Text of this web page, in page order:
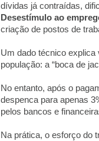
dívidas já contraídas,
Desestímulo ao
criação de postos de
Um dado técnico explica
população: a “boca de
No entanto, após o
despenca para apenas
pelos bancos e
Na prática, o esforço do